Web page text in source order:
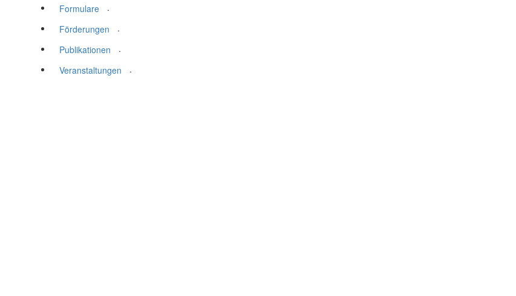
Formulare
.
Förderungen
.
Publikationen
.
Veranstaltungen
.